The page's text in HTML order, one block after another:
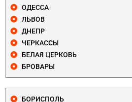
ОДЕССА
ЛЬВОВ
ДНЕПР
ЧЕРКАССЫ
БЕЛАЯ ЦЕРКОВЬ
БРОВАРЫ
БОРИСПОЛЬ